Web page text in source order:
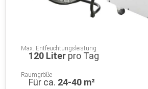
Max. Entfeuchtungsleistung
120 Liter pro Tag
Raumgröße
Für ca. 24-40 m²